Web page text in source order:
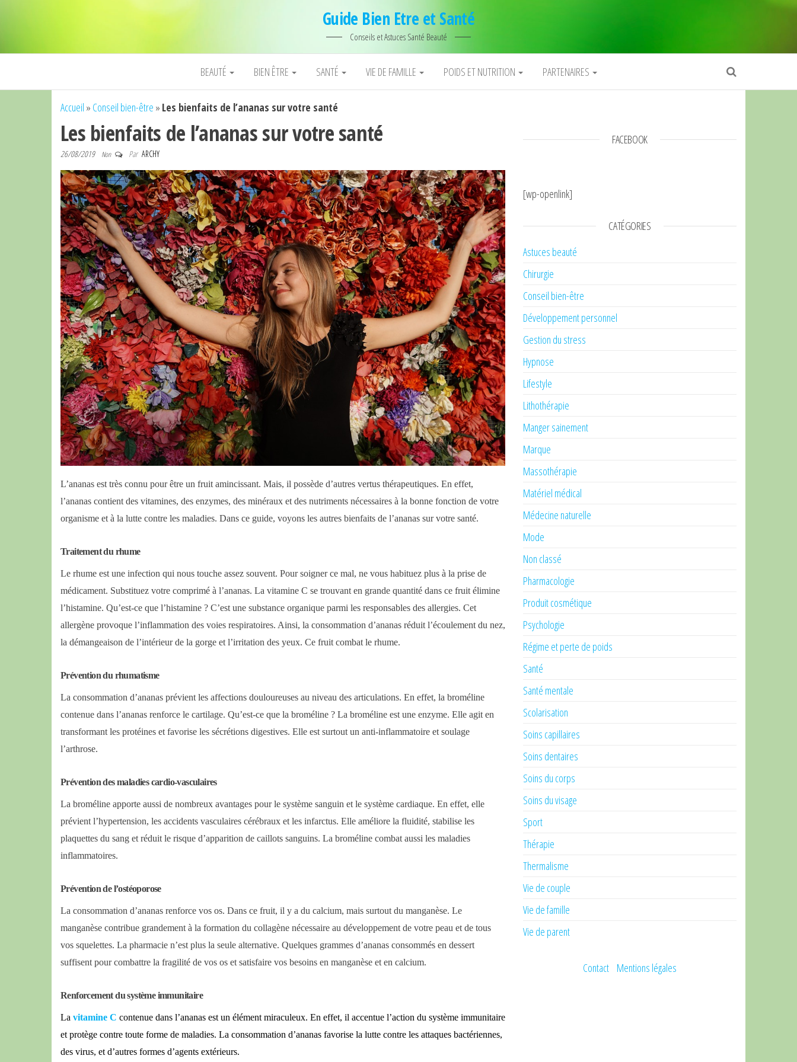
Guide Bien Etre et Santé
Conseils et Astuces Santé Beauté
BEAUTÉ BIEN ÊTRE SANTÉ VIE DE FAMILLE POIDS ET NUTRITION PARTENAIRES
Accueil » Conseil bien-être » Les bienfaits de l’ananas sur votre santé
Les bienfaits de l’ananas sur votre santé
26/08/2019 Non Par ARCHY
L’ananas est très connu pour être un fruit amincissant. Mais, il possède d’autres vertus thérapeutiques. En effet,
l’ananas contient des vitamines, des enzymes, des minéraux et des nutriments nécessaires à la bonne fonction de votre
organisme et à la lutte contre les maladies. Dans ce guide, voyons les autres bienfaits de l’ananas sur votre santé.
Traitement du rhume
Le rhume est une infection qui nous touche assez souvent. Pour soigner ce mal, ne vous habituez plus à la prise de
médicament. Substituez votre comprimé à l’ananas. La vitamine C se trouvant en grande quantité dans ce fruit élimine
l’histamine. Qu’est-ce que l’histamine ? C’est une substance organique parmi les responsables des allergies. Cet
allergène provoque l’inflammation des voies respiratoires. Ainsi, la consommation d’ananas réduit l’écoulement du nez,
la démangeaison de l’intérieur de la gorge et l’irritation des yeux. Ce fruit combat le rhume.
Prévention du rhumatisme
La consommation d’ananas prévient les affections douloureuses au niveau des articulations. En effet, la broméline
contenue dans l’ananas renforce le cartilage. Qu’est-ce que la broméline ? La broméline est une enzyme. Elle agit en
transformant les protéines et favorise les sécrétions digestives. Elle est surtout un anti-inflammatoire et soulage
l’arthrose.
Prévention des maladies cardio-vasculaires
La broméline apporte aussi de nombreux avantages pour le système sanguin et le système cardiaque. En effet, elle
prévient l’hypertension, les accidents vasculaires cérébraux et les infarctus. Elle améliore la fluidité, stabilise les
plaquettes du sang et réduit le risque d’apparition de caillots sanguins. La broméline combat aussi les maladies
inflammatoires.
Prévention de l’ostéoporose
La consommation d’ananas renforce vos os. Dans ce fruit, il y a du calcium, mais surtout du manganèse. Le
manganèse contribue grandement à la formation du collagène nécessaire au développement de votre peau et de tous
vos squelettes. La pharmacie n’est plus la seule alternative. Quelques grammes d’ananas consommés en dessert
suffisent pour combattre la fragilité de vos os et satisfaire vos besoins en manganèse et en calcium.
Renforcement du système immunitaire
La vitamine C contenue dans l’ananas est un élément miraculeux. En effet, il accentue l’action du système immunitaire
et protège contre toute forme de maladies. La consommation d’ananas favorise la lutte contre les attaques bactériennes,
des virus, et d’autres formes d’agents extérieurs.
FACEBOOK
[wp-openlink]
CATÉGORIES
Astuces beauté
Chirurgie
Conseil bien-être
Développement personnel
Gestion du stress
Hypnose
Lifestyle
Lithothérapie
Manger sainement
Marque
Massothérapie
Matériel médical
Médecine naturelle
Mode
Non classé
Pharmacologie
Produit cosmétique
Psychologie
Régime et perte de poids
Santé
Santé mentale
Scolarisation
Soins capillaires
Soins dentaires
Soins du corps
Soins du visage
Sport
Thérapie
Thermalisme
Vie de couple
Vie de famille
Vie de parent
Contact Mentions légales